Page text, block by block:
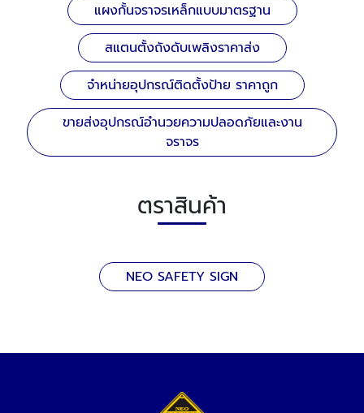
แผงกั้นจราจรเหล็กแบบมาตรฐาน
สแตนตั้งถังดับเพลิงราคาส่ง
จำหน่ายอุปกรณ์ติดตั้งป้าย ราคาถูก
ขายส่งอุปกรณ์อำนวยความปลอดภัยและงาน
จราจร
ตราสินค้า
NEO SAFETY SIGN